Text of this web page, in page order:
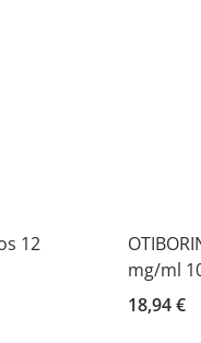
12
mg/ml
18,94 €